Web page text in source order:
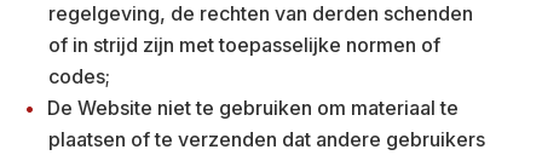
regelgeving, de rechten van derden schenden
of in strijd zijn met toepasselijke normen of
codes;
De Website niet te gebruiken om materiaal te
plaatsen of te verzenden dat andere gebruikers